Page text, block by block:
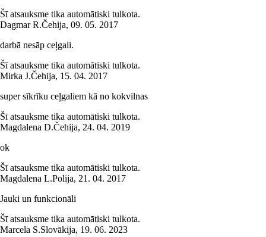
Šī atsauksme tika automātiski tulkota.
Dagmar R.Čehija, 09. 05. 2017
darbā nesāp ceļgali.
Šī atsauksme tika automātiski tulkota.
Mirka J.Čehija, 15. 04. 2017
super sīkrīku ceļgaliem kā no kokvilnas
Šī atsauksme tika automātiski tulkota.
Magdalena D.Čehija, 24. 04. 2019
ok
Šī atsauksme tika automātiski tulkota.
Magdalena L.Polija, 21. 04. 2017
Jauki un funkcionāli
Šī atsauksme tika automātiski tulkota.
Marcela S.Slovākija, 19. 06. 2023